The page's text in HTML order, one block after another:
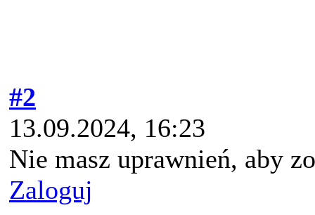
#2
13.09.2024, 16:23
Nie masz uprawnień, aby
Zaloguj